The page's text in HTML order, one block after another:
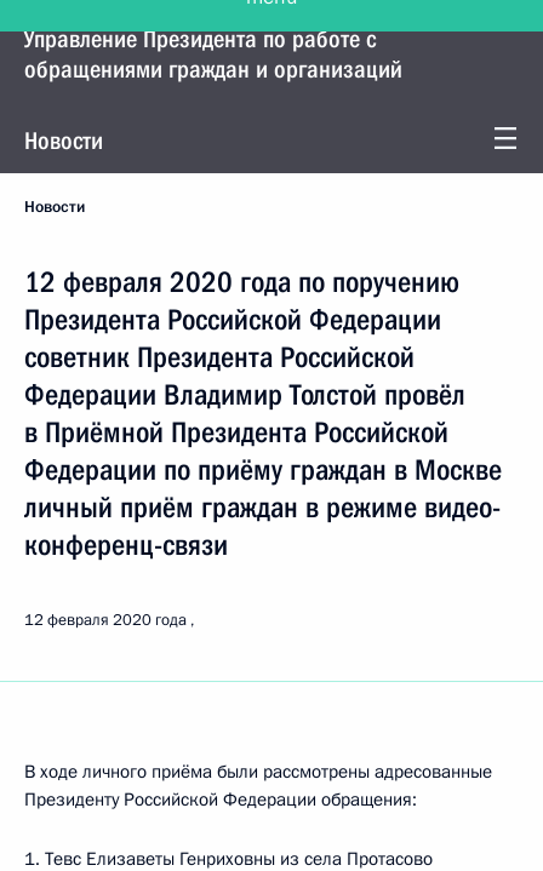
Управление Президента по работе с
обращениями граждан и организаций
Новости
Новости
12 февраля 2020 года по поручению
Президента Российской Федерации
советник Президента Российской
Федерации Владимир Толстой провёл
в Приёмной Президента Российской
Федерации по приёму граждан в Москве
личный приём граждан в режиме видео-
конференц-связи
12 февраля 2020 года
В ходе личного приёма были рассмотрены адресованные
Президенту Российской Федерации обращения:
1. Тевс Елизаветы Генриховны из села Протасово